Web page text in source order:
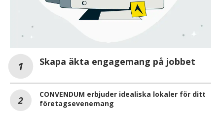
Skapa äkta engagemang på jobbet
CONVENDUM erbjuder idealiska lokaler för ditt
företagsevenemang